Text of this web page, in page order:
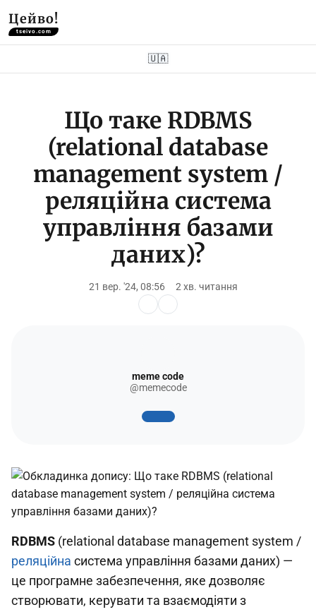
Цейво!
tseivo.com
🇺🇦
Що таке RDBMS
(relational database
management system /
реляційна система
управління базами
даних)?
21 вер. '24, 08:56 2 хв. читання
meme code
@memecode
RDBMS (relational database management system /
реляційна система управління базами даних) —
це програмне забезпечення, яке дозволяє
створювати, керувати та взаємодіяти з